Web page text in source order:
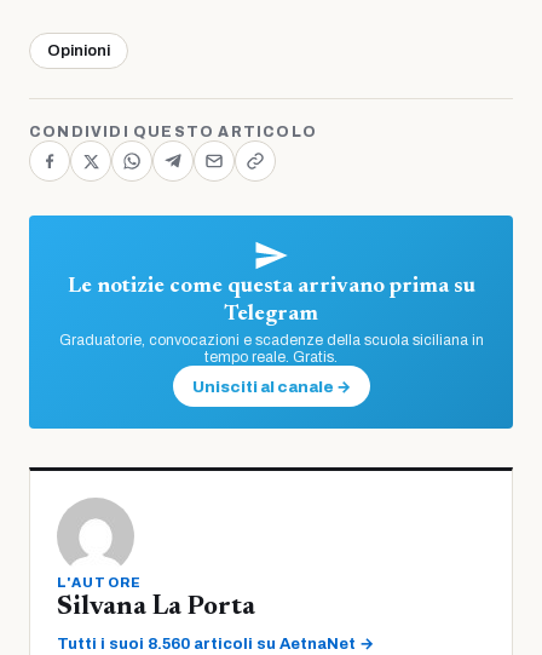
Opinioni
CONDIVIDI QUESTO ARTICOLO
Le notizie come questa arrivano prima su
Telegram
Graduatorie, convocazioni e scadenze della scuola siciliana in
tempo reale. Gratis.
Unisciti al canale →
L'AUTORE
Silvana La Porta
Tutti i suoi 8.560 articoli su AetnaNet →